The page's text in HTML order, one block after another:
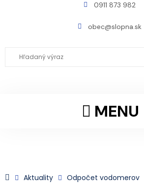
0911 873 982
obec@slopna.sk
MENU
Aktuality Odpočet vodomerov